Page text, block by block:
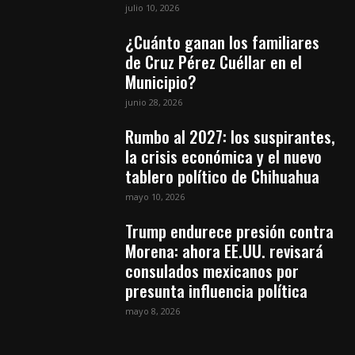
julio 10, 2026
¿Cuánto ganan los familiares
de Cruz Pérez Cuéllar en el
Municipio?
junio 28, 2026
Rumbo al 2027: los suspirantes,
la crisis económica y el nuevo
tablero político de Chihuahua
mayo 10, 2026
Trump endurece presión contra
Morena: ahora EE.UU. revisará
consulados mexicanos por
presunta influencia política
mayo 8, 2026